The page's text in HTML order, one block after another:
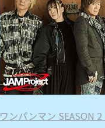
ワンパンマン